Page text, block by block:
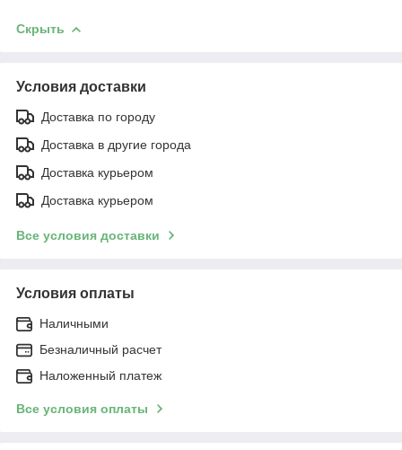
Скрыть
Условия доставки
Доставка по городу
Доставка в другие города
Доставка курьером
Доставка курьером
Все условия доставки
Условия оплаты
Наличными
Безналичный расчет
Наложенный платеж
Все условия оплаты